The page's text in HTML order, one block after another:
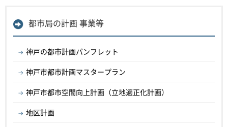
都市局の計画 事業等
神戸の都市計画パンフレット
神戸市都市計画マスタープラン
神戸市都市空間向上計画（立地適正化計画）
地区計画